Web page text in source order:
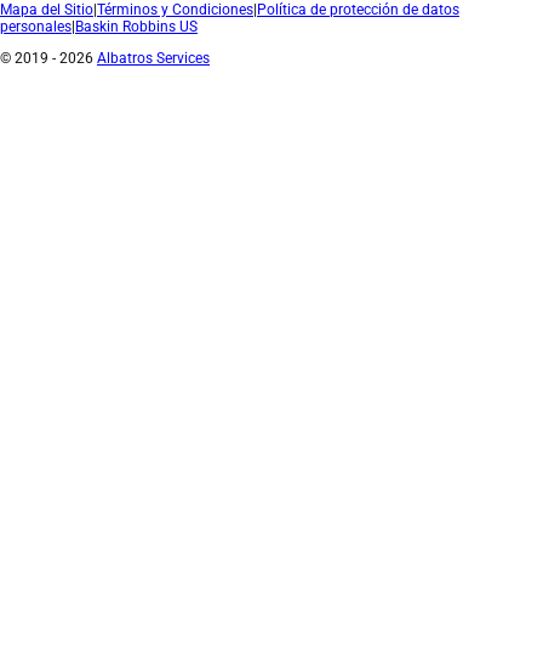
Mapa del Sitio Términos y Condiciones Política de protección de datos
personales Baskin Robbins US
© 2019 - 2026 Albatros Services